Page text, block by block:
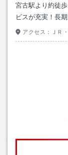
宮古駅より約徒
ビスが充実！長
アクセス： ＪＲ